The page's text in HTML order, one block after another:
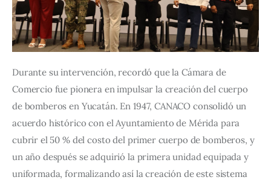
Durante su intervención, recordó que la Cámara de
Comercio fue pionera en impulsar la creación del cuerpo
de bomberos en Yucatán. En 1947, CANACO consolidó un
acuerdo histórico con el Ayuntamiento de Mérida para
cubrir el 50 % del costo del primer cuerpo de bomberos, y
un año después se adquirió la primera unidad equipada y
uniformada, formalizando así la creación de este sistema